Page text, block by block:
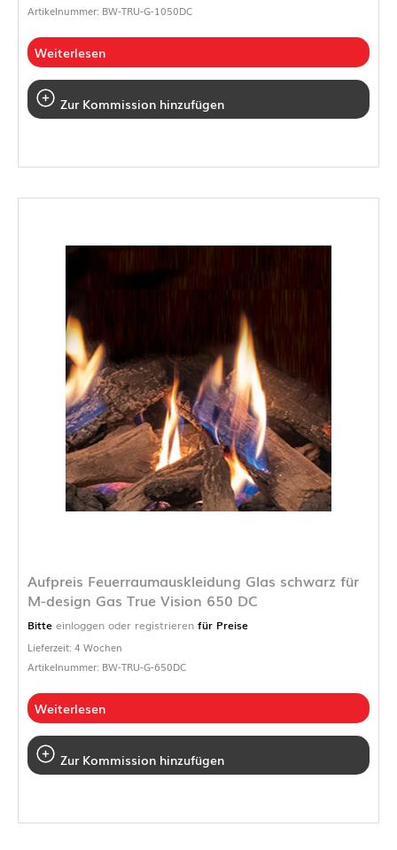
Artikelnummer: BW-TRU-G-1050DC
Weiterlesen
Zur Kommission hinzufügen
Aufpreis Feuerraumauskleidung Glas schwarz für
M-design Gas True Vision 650 DC
Bitte einloggen oder registrieren für Preise
Lieferzeit: 4 Wochen
Artikelnummer: BW-TRU-G-650DC
Weiterlesen
Zur Kommission hinzufügen